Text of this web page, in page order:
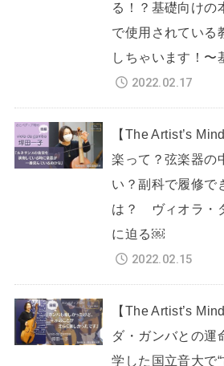
る！？基礎向けの
で使用されている
しちゃいます！〜
2022.02.17
【The Artist’s
楽って？弦楽器の
い？副科で履修で
は？ ヴィオラ・
に迫る￼
2022.02.15
【The Artist’s
ダ・ガンバとの運
学した国立音大で